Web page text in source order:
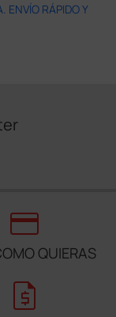
ENVÍO RÁPIDO Y
credit_card
QUIERAS
request_quote